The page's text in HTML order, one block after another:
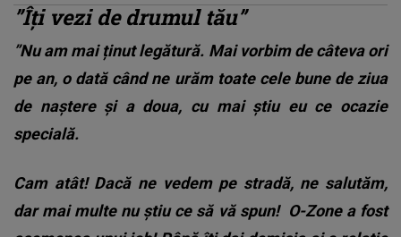
”Îți vezi de drumul tău”
”Nu am mai ținut legătură. Mai vorbim de câteva ori
pe an, o dată când ne urăm toate cele bune de ziua
de naștere și a doua, cu mai știu eu ce ocazie
specială.
Cam atât! Dacă ne vedem pe stradă, ne salutăm,
dar mai multe nu știu ce să vă spun! O-Zone a fost